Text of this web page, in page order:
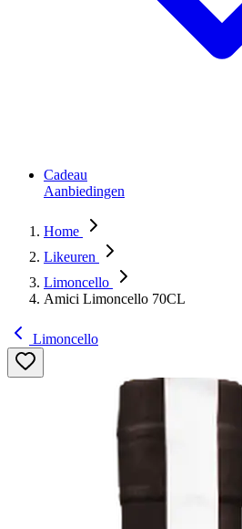
Cadeau
Aanbiedingen
Home
Likeuren
Limoncello
Amici Limoncello 70CL
Limoncello